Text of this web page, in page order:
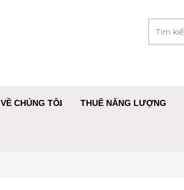
VỀ CHÚNG TÔI THUÊ NĂNG LƯỢNG